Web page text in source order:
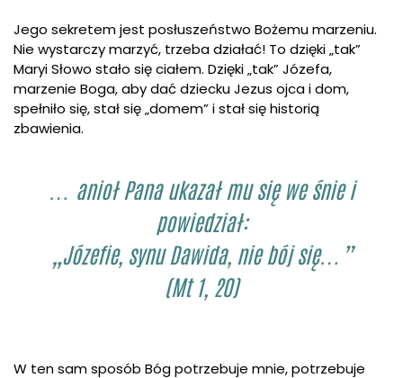
Jego sekretem jest posłuszeństwo Bożemu marzeniu.
Nie wystarczy marzyć, trzeba działać! To dzięki „tak”
Maryi Słowo stało się ciałem. Dzięki „tak” Józefa,
marzenie Boga, aby dać dziecku Jezus ojca i dom,
spełniło się, stał się „domem” i stał się historią
zbawienia.
… anioł Pana ukazał mu się we śnie i
powiedział:
„Józefie, synu Dawida, nie bój się…”
(Mt 1, 20)
W ten sam sposób Bóg potrzebuje mnie, potrzebuje